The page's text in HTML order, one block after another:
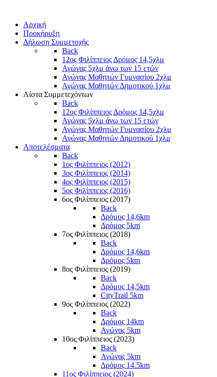
Αρχική
Προκήρυξη
Δήλωση Συμμετοχής
Back
12ος Φιλίππειος Δρόμος 14,5χλμ
Αγώνας 5χλμ άνω των 15 ετών
Αγώνας Μαθητών Γυμνασίου 2χλμ
Αγώνας Μαθητών Δημοτικού 1χλμ
Λίστα Συμμετεχόντων
Back
12ος Φιλίππειος Δρόμος 14,5χλμ
Αγώνας 5χλμ άνω των 15 ετών
Αγώνας Μαθητών Γυμνασίου 2χλμ
Αγώνας Μαθητών Δημοτικού 1χλμ
Αποτελέσματα
Back
1ος Φιλίππειος (2012)
3ος Φιλίππειος (2014)
4ος Φιλίππειος (2015)
5ος Φιλίππειος (2016)
6ος Φιλίππειος (2017)
Back
Δρόμος 14,6km
Δρόμος 5km
7ος Φιλίππειος (2018)
Back
Δρόμος 14,6km
Δρόμος 5km
8ος Φιλίππειος (2019)
Back
Δρόμος 14,5km
CityTrail 5km
9ος Φιλίππειος (2022)
Back
Δρόμος 14km
Αγώνας 5km
10ος Φιλίππειος (2023)
Back
Αγώνας 5km
Δρόμος 14.5km
11ος Φιλίππειος (2024)